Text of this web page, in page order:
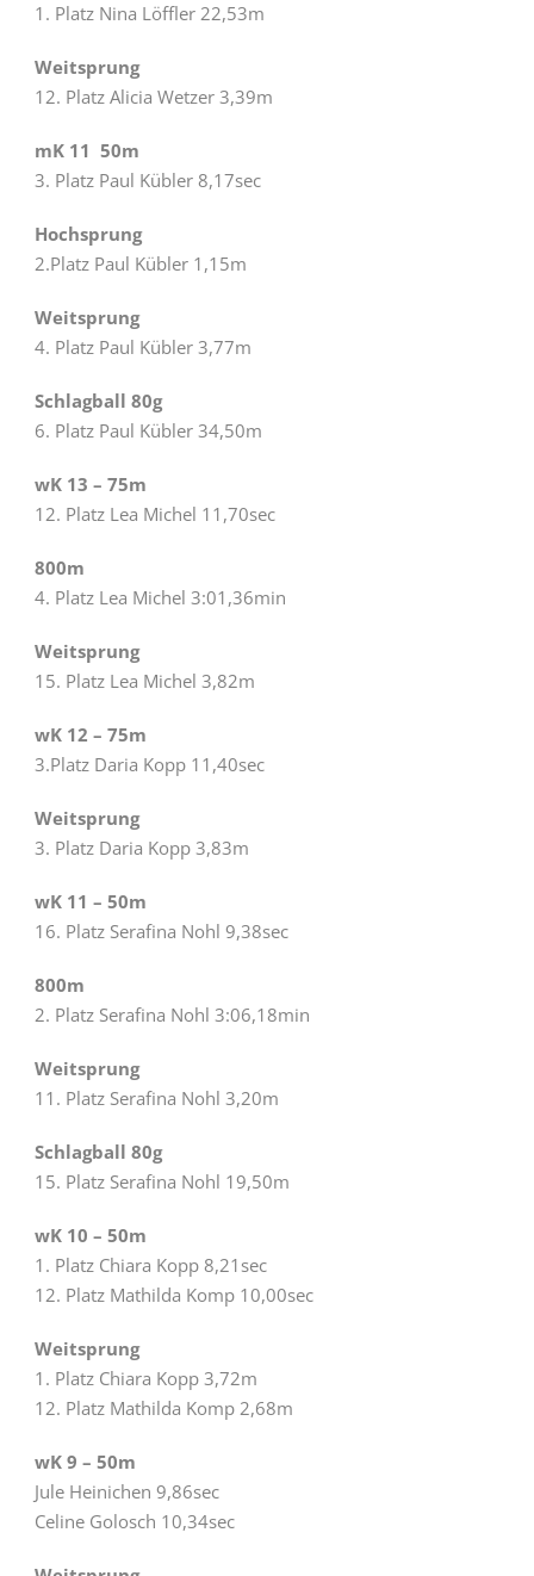
1. Platz Nina Löffler 22,53m
Weitsprung
12. Platz Alicia Wetzer 3,39m
mK 11 50m
3. Platz Paul Kübler 8,17sec
Hochsprung
2.Platz Paul Kübler 1,15m
Weitsprung
4. Platz Paul Kübler 3,77m
Schlagball 80g
6. Platz Paul Kübler 34,50m
wK 13 – 75m
12. Platz Lea Michel 11,70sec
800m
4. Platz Lea Michel 3:01,36min
Weitsprung
15. Platz Lea Michel 3,82m
wK 12 – 75m
3.Platz Daria Kopp 11,40sec
Weitsprung
3. Platz Daria Kopp 3,83m
wK 11 – 50m
16. Platz Serafina Nohl 9,38sec
800m
2. Platz Serafina Nohl 3:06,18min
Weitsprung
11. Platz Serafina Nohl 3,20m
Schlagball 80g
15. Platz Serafina Nohl 19,50m
wK 10 – 50m
1. Platz Chiara Kopp 8,21sec
12. Platz Mathilda Komp 10,00sec
Weitsprung
1. Platz Chiara Kopp 3,72m
12. Platz Mathilda Komp 2,68m
wK 9 – 50m
Jule Heinichen 9,86sec
Celine Golosch 10,34sec